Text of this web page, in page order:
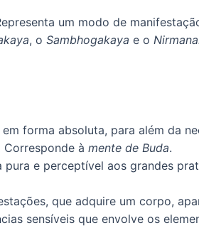
um modo de
, o Sambhogakaya e o
forma absoluta, para além da
à mente de Buda.
e perceptível aos grandes
que adquire um corpo,
sensíveis que envolve os